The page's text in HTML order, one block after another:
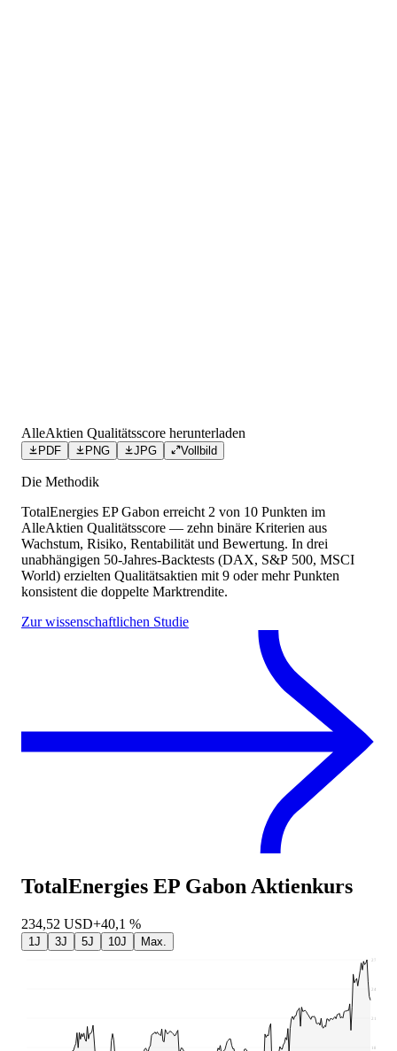
AlleAktien Qualitätsscore herunterladen
PDF PNG JPG Vollbild
Die Methodik
TotalEnergies EP Gabon erreicht 2 von 10 Punkten im
AlleAktien Qualitätsscore — zehn binäre Kriterien aus
Wachstum, Risiko, Rentabilität und Bewertung. In drei
unabhängigen 50-Jahres-Backtests (DAX, S&P 500, MSCI
World) erzielten Qualitätsaktien mit 9 oder mehr Punkten
konsistent die doppelte Marktrendite.
Zur wissenschaftlichen Studie
TotalEnergies EP Gabon Aktienkurs
234,52 USD+40,1 %
1J 3J 5J 10J Max.
183,46
215,05
246,63
278,22